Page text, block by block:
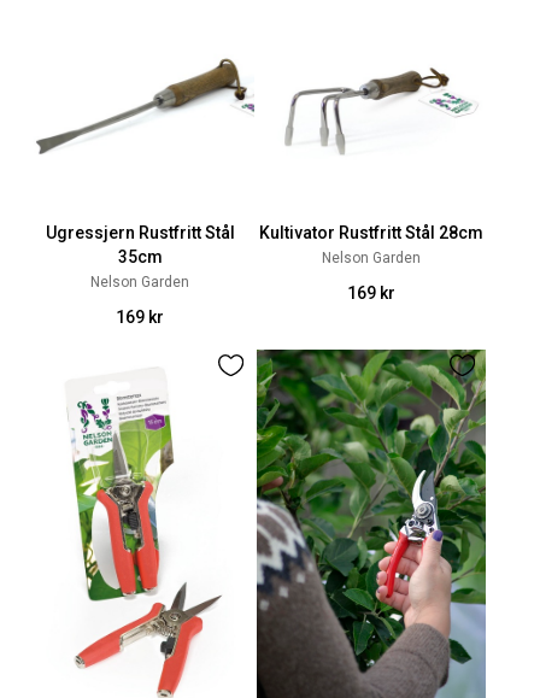
Ugressjern Rustfritt Stål
35cm
Nelson Garden
169 kr
Kultivator Rustfritt Stål 28cm
Nelson Garden
169 kr